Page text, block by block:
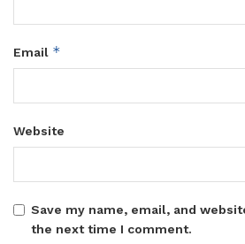
Email *
Website
Save my name, email, and
the next time I comment.